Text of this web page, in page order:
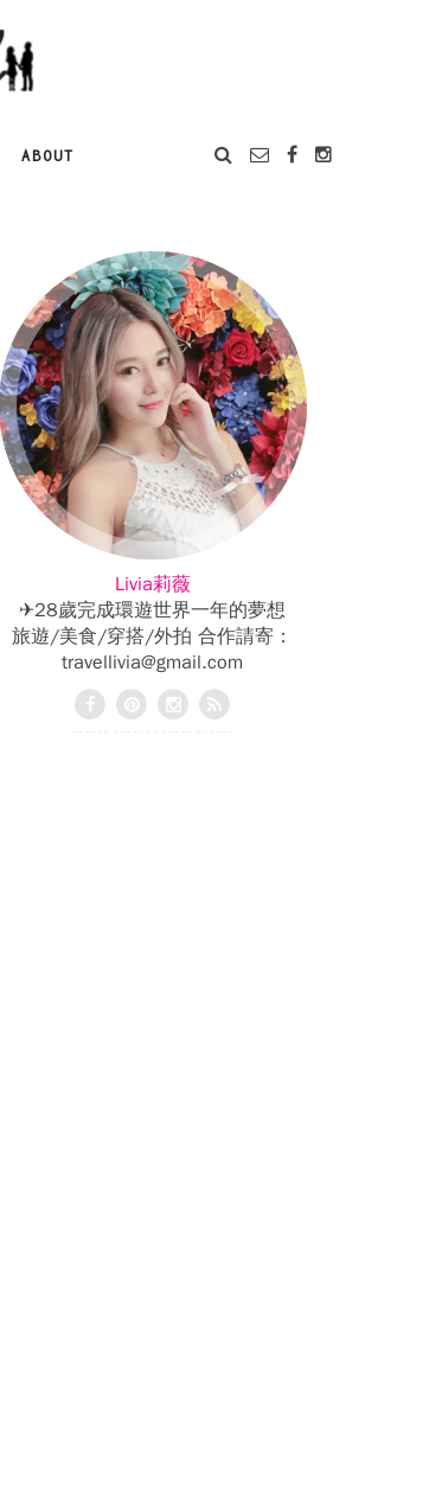
ABOUT
Livia莉薇
✈28歲完成環遊世界一年的夢想
旅遊/美食/穿搭/外拍 合作請寄：
travellivia@gmail.com